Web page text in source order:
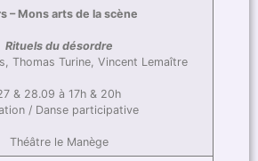
– Mons arts de la scène
Rituels du désordre
Thomas Turine, Vincent Lemaître
& 28.09 à 17h & 20h
/ Danse participative
Théâtre le Manège